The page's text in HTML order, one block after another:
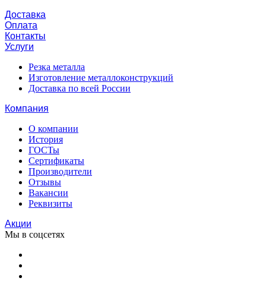
Доставка
Оплата
Контакты
Услуги
Резка металла
Изготовление металлоконструкций
Доставка по всей России
Компания
О компании
История
ГОСТы
Сертификаты
Производители
Отзывы
Вакансии
Реквизиты
Акции
Мы в соцсетях